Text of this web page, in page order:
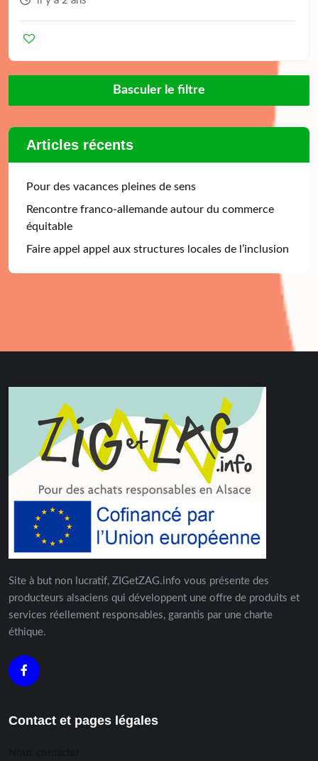
Basculer le filtre
Articles récents
Pour des vacances pleines de sens
Rencontre franco-allemande autour du commerce
équitable
Faire appel appel aux structures locales de l’inclusion
Site à but non lucratif, ZIGetZAG.info vous présente des
producteurs alsaciens qui développent une offre de produits et
services réellement responsables, garantis par une charte
éthique.
Contact et pages légales